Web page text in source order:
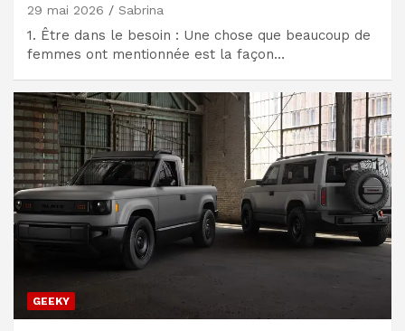
29 mai 2026 Sabrina
1. Être dans le besoin : Une chose que beaucoup de
femmes ont mentionnée est la façon…
GEEKY